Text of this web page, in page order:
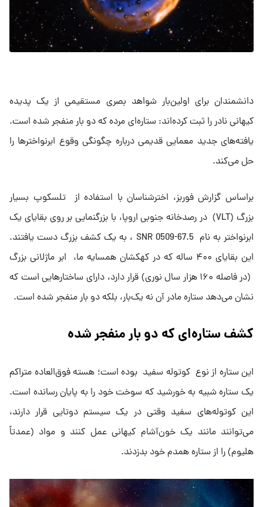
دانشمندان برای اولین‌بار شواهد بصری مستقیمی از یک پدیده
کیهانی نادر را ثبت کرده‌اند: ستاره‌ای مرده که دو بار منفجر شده است.
یافته‌های جدید معمایی قدیمی درباره چگونگی وقوع ابرنواخترها را
حل می‌کند.
براساس گزارش فوربز، اخترشناسان با استفاده از تلسکوپ بسیار
بزرگ (VLT) در رصدخانه جنوبی اروپا، با بزرگنمایی بر روی بقایای یک
ابرنواختر به نام SNR 0509-67.5 ، به یک کشف بزرگ دست یافتند.
این بقایای ۴۰۰ ساله که در کهکشان همسایه ما، ابر ماژلانی بزرگ
(در فاصله ۱۶۰ هزار سال نوری) قرار دارد، دارای ساختارهایی است که
نشان می‌دهد ستاره مادر آن نه یک‌بار، بلکه دو بار منفجر شده است.
کشف ستاره‌ای که دو بار منفجر شده
این ستاره از نوع کوتوله سفید بوده است؛ هسته فوق‌العاده متراکم
یک ستاره شبیه به خورشید که سوخت خود را به پایان رسانده است.
این کوتوله‌های سفید وقتی در یک سیستم دوتایی قرار دارند،
می‌توانند مانند یک خون‌آشام کیهانی عمل کنند و مواد (عمدتاً
هلیوم) را از ستاره همدم خود بدزدند.